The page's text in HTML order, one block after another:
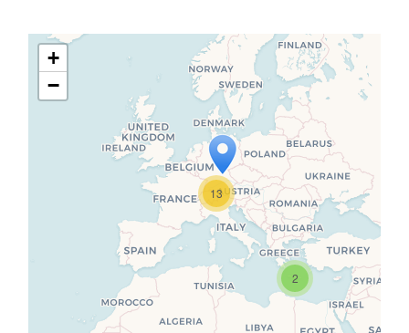
Travelers' Map wird geladen …
Wenn du dies siehst, nachdem
deine Seite vollständig geladen
wurde, fehlen leafletJS-Dateien.
2
13
+
−